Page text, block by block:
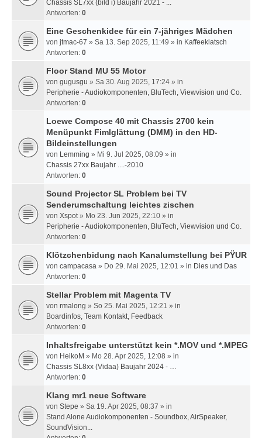
Chassis SL7xx (bild i) Baujahr 2021 - ...
Antworten: 0
Eine Geschenkidee für ein 7-jähriges Mädchen
von jtmac-67 » Sa 13. Sep 2025, 11:49 » in Kaffeeklatsch
Antworten: 0
Floor Stand MU 55 Motor
von gugusgu » Sa 30. Aug 2025, 17:24 » in
Peripherie - Audiokomponenten, BluTech, Viewvision und Co.
Antworten: 0
Loewe Compose 40 mit Chassis 2700 kein
Menüpunkt Fimlglättung (DMM) in den HD-
Bildeinstellungen
von Lemming » Mi 9. Jul 2025, 08:09 » in
Chassis 27xx Baujahr ....-2010
Antworten: 0
Sound Projector SL Problem bei TV
Senderumschaltung leichtes zischen
von Xspot» Mo 23. Jun 2025, 22:10 » in
Peripherie - Audiokomponenten, BluTech, Viewvision und Co.
Antworten: 0
Klötzchenbidung nach Kanalumstellung bei PŸUR
von campacasa » Do 29. Mai 2025, 12:01 » in Dies und Das
Antworten: 0
Stellar Problem mit Magenta TV
von rmalong » So 25. Mai 2025, 12:21 » in
Boardinfos, Team Kontakt, Feedback
Antworten: 0
Inhaltsfreigabe unterstützt kein *.MOV und *.MPEG
von HeikoM » Mo 28. Apr 2025, 12:08 » in
Chassis SL8xx (Vidaa) Baujahr 2024 - …
Antworten: 0
Klang mr1 neue Software
von Stepe » Sa 19. Apr 2025, 08:37 » in
Stand Alone Audiokomponenten - Soundbox, AirSpeaker,
SoundVision...